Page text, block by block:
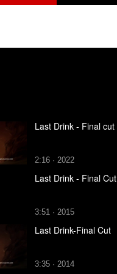
Last Drink - Final cut
2:16 · 2022
Last Drink - Final Cut
3:51 · 2015
Last Drink-Final Cut
3:35 · 2014